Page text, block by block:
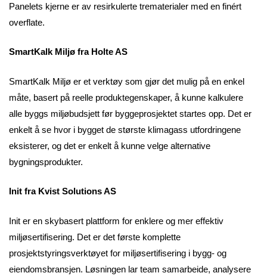
Panelets kjerne er av resirkulerte trematerialer med en finért
overflate.
SmartKalk Miljø fra Holte AS
SmartKalk Miljø er et verktøy som gjør det mulig på en enkel
måte, basert på reelle produktegenskaper, å kunne kalkulere
alle byggs miljøbudsjett før byggeprosjektet startes opp. Det er
enkelt å se hvor i bygget de største klimagass utfordringene
eksisterer, og det er enkelt å kunne velge alternative
bygningsprodukter.
Init fra Kvist Solutions AS
Init er en skybasert plattform for enklere og mer effektiv
miljøsertifisering. Det er det første komplette
prosjektstyringsverktøyet for miljøsertifisering i bygg- og
eiendomsbransjen. Løsningen lar team samarbeide, analysere